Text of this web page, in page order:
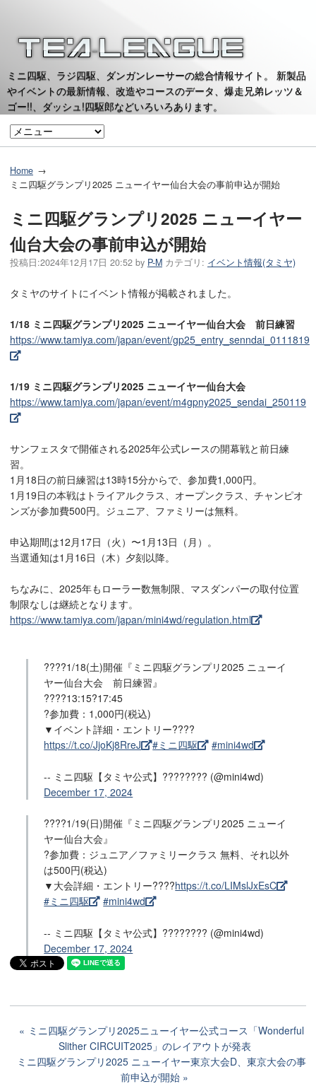
ミニ四駆、ラジ四駆、ダンガンレーサーの総合情報サイト。 新製品
やイベントの最新情報、改造やコースのデータ、爆走兄弟レッツ＆
ゴー!!、ダッシュ!四駆郎などいろいろあります。
Home
ミニ四駆グランプリ2025 ニューイヤー仙台大会の事前申込が開始
ミニ四駆グランプリ2025 ニューイヤー
仙台大会の事前申込が開始
投稿日:2024年12月17日 20:52 by P-M カテゴリ: イベント情報(タミヤ)
タミヤのサイトにイベント情報が掲載されました。
1/18 ミニ四駆グランプリ2025 ニューイヤー仙台大会 前日練習
https://www.tamiya.com/japan/event/gp25_entry_senndai_0111819
1/19 ミニ四駆グランプリ2025 ニューイヤー仙台大会
https://www.tamiya.com/japan/event/m4gpny2025_sendai_250119
サンフェスタで開催される2025年公式レースの開幕戦と前日練
習。
1月18日の前日練習は13時15分からで、参加費1,000円。
1月19日の本戦はトライアルクラス、オープンクラス、チャンピオ
ンズが参加費500円。ジュニア、ファミリーは無料。
申込期間は12月17日（火）〜1月13日（月）。
当選通知は1月16日（木）夕刻以降。
ちなみに、2025年もローラー数無制限、マスダンパーの取付位置
制限なしは継続となります。
https://www.tamiya.com/japan/mini4wd/regulation.html
????1/18(土)開催『ミニ四駆グランプリ2025 ニューイ
ヤー仙台大会 前日練習』
????13:15?17:45
?参加費：1,000円(税込)
▼イベント詳細・エントリー????
https://t.co/JjoKj8RreJ
#ミニ四駆 #mini4wd
-- ミニ四駆【タミヤ公式】???????? (@mini4wd)
December 17, 2024
????1/19(日)開催『ミニ四駆グランプリ2025 ニューイ
ヤー仙台大会』
?参加費：ジュニア／ファミリークラス 無料、それ以外
は500円(税込)
▼大会詳細・エントリー????https://t.co/LIMslJxEsC
#ミニ四駆
#mini4wd
-- ミニ四駆【タミヤ公式】???????? (@mini4wd)
December 17, 2024
ミニ四駆グランプリ2025ニューイヤー公式コース「Wonderful
Slither CIRCUIT2025」のレイアウトが発表
ミニ四駆グランプリ2025 ニューイヤー東京大会D、東京大会の事
前申込が開始